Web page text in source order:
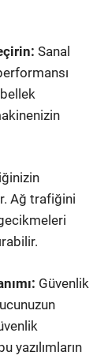
Sanal
Ağ trafiğini
Güvenlik
yazılımların